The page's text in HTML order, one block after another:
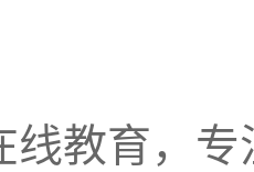
线教育，